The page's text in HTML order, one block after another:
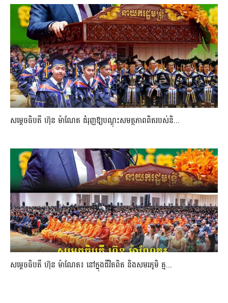
សម្តេចធិបតី ហ៊ុន ម៉ាណែត ជំរុញឱ្យបណ្តុះសមត្ថភាពពិតរបស់និ...
សម្តេចធិបតី ហ៊ុន ម៉ាណែត៖ នៅក្នុងជីវិតពិត និងសមរភូមិ គ្ម...